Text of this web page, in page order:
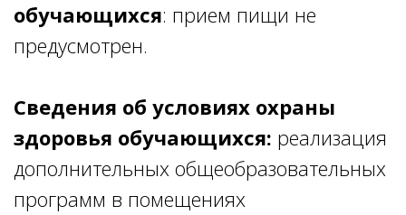
обучающихся: прием пищи не
предусмотрен.
Сведения об условиях охраны
здоровья обучающихся: реализация
дополнительных общеобразовательных
программ в помещениях